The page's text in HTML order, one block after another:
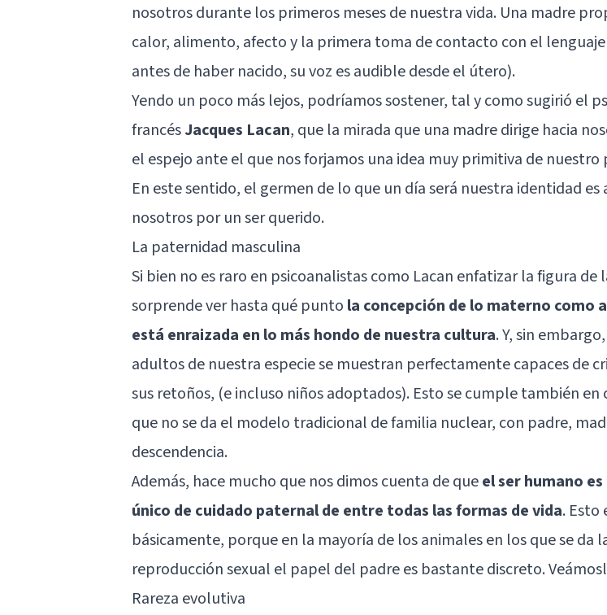
nosotros durante los primeros meses de nuestra vida. Una madre
calor, alimento, afecto y la primera toma de contacto con el
antes de haber nacido, su voz es audible desde el útero).
Yendo un poco más lejos, podríamos sostener, tal y como sugirió el
francésJacques Lacan, que la mirada que una madre dirige hacia
el espejo ante el que nos forjamos una idea muy primitiva de nuestro
En este sentido, el germen de lo que un día será nuestra identidad es
nosotros por un ser querido.
La paternidad masculina
Si bien no es raro en psicoanalistas como Lacan enfatizar la figura de
sorprende ver hasta qué punto la concepción de lo materno como
está enraizada en lo más hondo de nuestra cultura. Y, sin
adultos de nuestra especie se muestran perfectamente capaces de
sus retoños, (e incluso niños adoptados). Esto se cumple también en
que no se da el modelo tradicional de familia nuclear, con padre,
descendencia.
Además, hace mucho que nos dimos cuenta de queel ser humano
único de cuidado paternal de entre todas las formas de vida. Esto
básicamente, porque en la mayoría de los animales en los que se da
reproducción sexual el papel del padre es bastante discreto.
Rareza evolutiva